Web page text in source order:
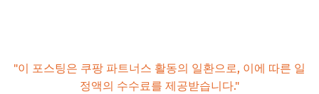
"이 포스팅은 쿠팡 파트너스 활동의 일환으로, 이에 따른 일
정액의 수수료를 제공받습니다."